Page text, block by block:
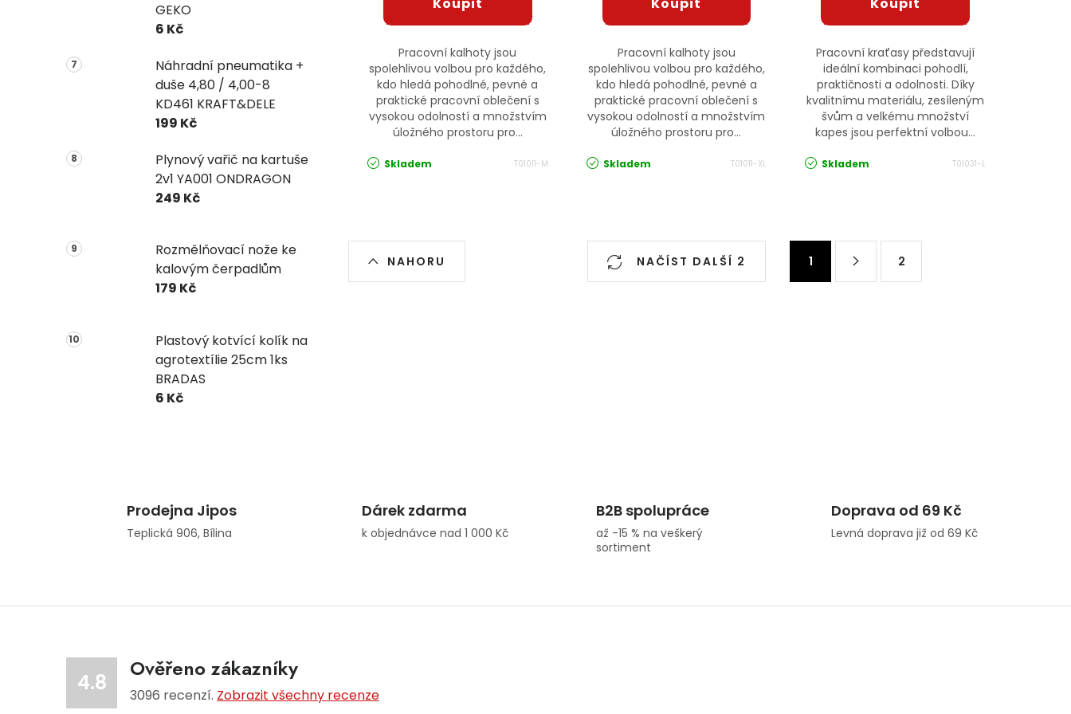
GEKO
6 Kč
Náhradní pneumatika +
duše 4,80 / 4,00-8
KD461 KRAFT&DELE
199 Kč
Plynový vařič na kartuše
2v1 YA001 ONDRAGON
249 Kč
Rozmělňovací nože ke
kalovým čerpadlům
179 Kč
Plastový kotvící kolík na
agrotextílie 25cm 1ks
BRADAS
6 Kč
Pracovní kalhoty jsou
spolehlivou volbou pro každého,
kdo hledá pohodlné, pevné a
praktické pracovní oblečení s
vysokou odolností a množstvím
úložného prostoru pro...
Skladem T01011-M
Pracovní kalhoty jsou
spolehlivou volbou pro každého,
kdo hledá pohodlné, pevné a
praktické pracovní oblečení s
vysokou odolností a množstvím
úložného prostoru pro...
Skladem T01011-XL
Pracovní kraťasy představují
ideální kombinaci pohodlí,
praktičnosti a odolnosti. Díky
kvalitnímu materiálu, zesíleným
švům a velkému množství
kapes jsou perfektní volbou...
Skladem T01031-L
Ovládací prvky výpisu NAČÍST DALŠÍ 2 Stránkování
1 2
NAHORU
Prodejna Jipos
Teplická 906, Bílina
Dárek zdarma
k objednávce nad 1 000 Kč
B2B spolupráce
až -15 % na veškerý
sortiment
Doprava od 69 Kč
Levná doprava již od 69 Kč
4.8
Ověřeno zákazníky
3096 recenzí. Zobrazit všechny recenze